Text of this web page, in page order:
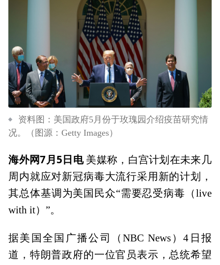
资料图：美国政府5月份于玫瑰园介绍疫苗研究情
况。（图源：Getty Images）
海外网7月5日电美媒称，白宫计划在未来几
周内就应对新冠病毒大流行采用新的计划，
其总体基调为美国民众“需要忍受病毒（live
with it）”。
据美国全国广播公司（NBC News）4日报
道，特朗普政府的一位官员表示，总统希望